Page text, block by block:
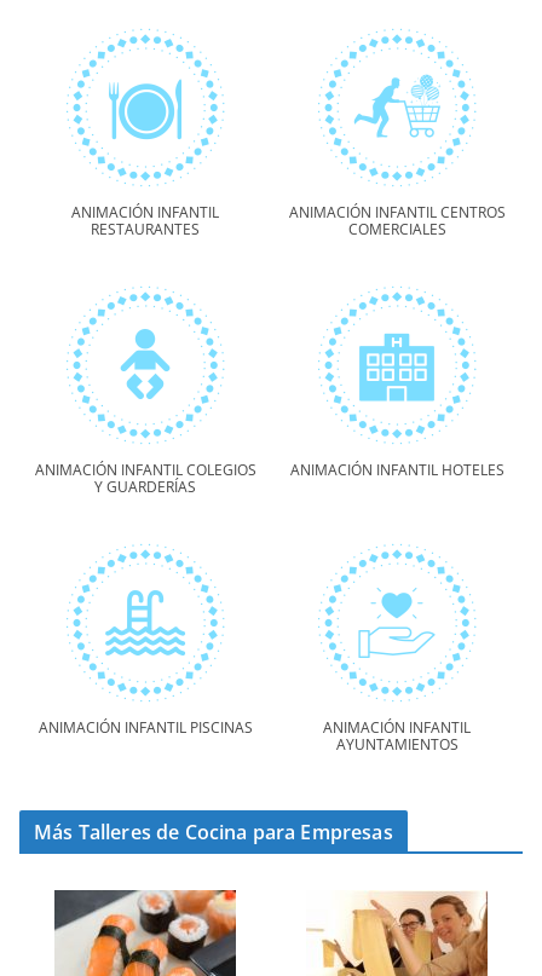
ANIMACIÓN INFANTIL
RESTAURANTES
ANIMACIÓN INFANTIL CENTROS
COMERCIALES
ANIMACIÓN INFANTIL COLEGIOS
Y GUARDERÍAS
ANIMACIÓN INFANTIL HOTELES
ANIMACIÓN INFANTIL PISCINAS
ANIMACIÓN INFANTIL
AYUNTAMIENTOS
Más Talleres de Cocina para Empresas